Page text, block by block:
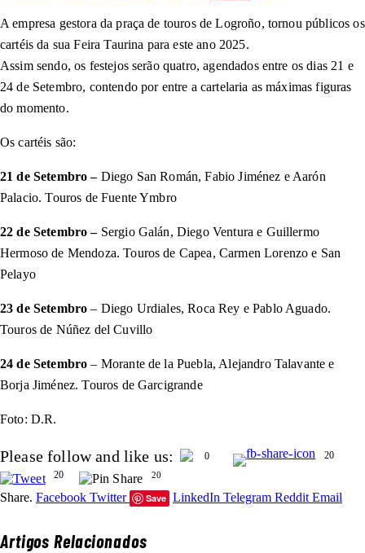
A empresa gestora da praça de touros de Logroño, tornou públicos os
cartéis da sua Feira Taurina para este ano 2025.
Assim sendo, os festejos serão quatro, agendados entre os dias 21 e
24 de Setembro, contendo por entre a cartelaria as máximas figuras
do momento.
Os cartéis são:
21 de Setembro –Diego San Román, Fabio Jiménez e Aarón
Palacio. Touros de Fuente Ymbro
22 de Setembro – Sergio Galán, Diego Ventura e Guillermo
Hermoso de Mendoza. Touros de Capea, Carmen Lorenzo e San
Pelayo
23 de Setembro – Diego Urdiales, Roca Rey e Pablo Aguado.
Touros de Núñez del Cuvillo
24 de Setembro – Morante de la Puebla, Alejandro Talavante e
Borja Jiménez. Touros de Garcigrande
Foto: D.R.
Please follow and like us: 0
20
20
20
Share. Facebook Twitter Save LinkedIn Telegram Reddit Email
Artigos Relacionados